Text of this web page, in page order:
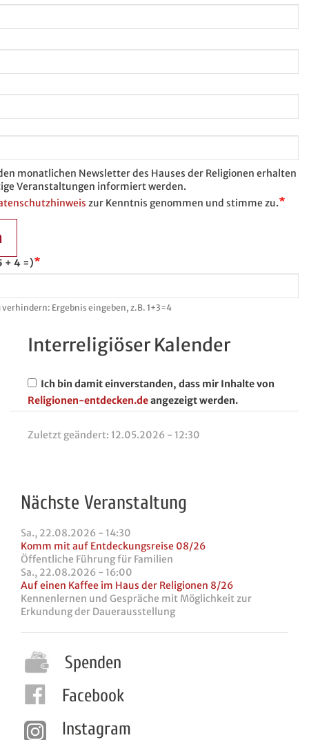
monatlichen Newsletter des Hauses der Religionen erhalten
Veranstaltungen informiert werden.
zur Kenntnis genommen und stimme zu.
+ 4 =)
verhindern: Ergebnis eingeben, z.B. 1+3=4
Interreligiöser Kalender
Ich bin damit einverstanden, dass mir Inhalte von
Religionen-entdecken.deangezeigt werden.
Zuletzt geändert: 12.05.2026 - 12:30
Nächste Veranstaltung
Sa., 22.08.2026 - 14:30
Komm mit auf Entdeckungsreise 08/26
Öffentliche Führung für Familien
Sa., 22.08.2026 - 16:00
Auf einen Kaffee im Haus der Religionen 8/26
Kennenlernen und Gespräche mit Möglichkeit zur
Erkundung der Dauerausstellung
Spenden
Facebook
Instagram